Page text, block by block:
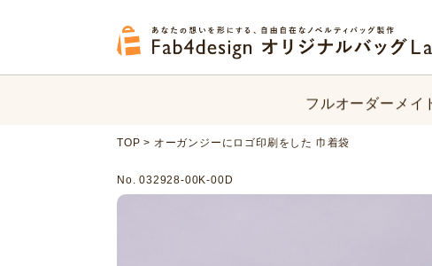
オリジナルバッグ
フルオーダーメイ
オリジナルバッグ
TOP > オーガンジーにロゴ印刷をした 巾着袋
No. 032928-00K-00D